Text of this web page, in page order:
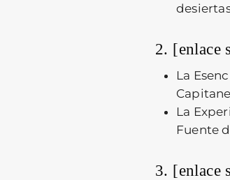
2. [enlace
La
La
Fuente
3. [enlace